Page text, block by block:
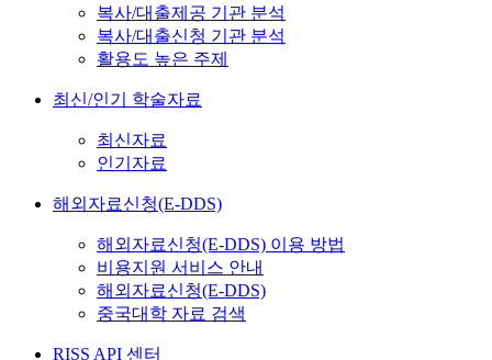
복사/대출제공 기관 분석
복사/대출신청 기관 분석
활용도 높은 주제
최신/인기 학술자료
최신자료
인기자료
해외자료신청(E-DDS)
해외자료신청(E-DDS) 이용 방법
비용지원 서비스 안내
해외자료신청(E-DDS)
중국대학 자료 검색
RISS API 센터